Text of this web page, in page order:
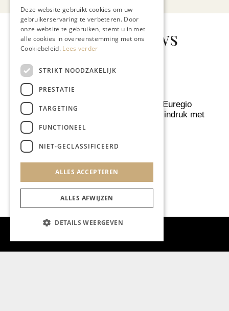
Gerelateerd nieuws
Jong filmtalent Euregio
maakt opnieuw indruk met
Deze website gebruikt cookies om uw
gebruikerservaring te verbeteren. Door
onze website te gebruiken, stemt u in met
alle cookies in overeenstemming met ons
Cookiebeleid. Lees verder
STRIKT NOODZAKELIJK
PRESTATIE
TARGETING
FUNCTIONEEL
NIET-GECLASSIFICEERD
ALLES ACCEPTEREN
ALLES AFWIJZEN
DETAILS WEERGEVEN